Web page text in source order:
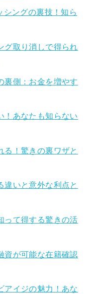
シングの裏技！知ら
グ取り消しで得られ
裏側：お金を増やす
！あなたも知らない
る！驚きの裏ワザと
違いと意外な利点と
って得する驚きの活
資が可能な在籍確認
アイジの魅力！あな